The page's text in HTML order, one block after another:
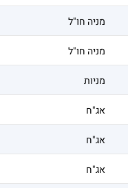
מניה חו"ל
מניה חו"ל
מניות
אג"ח
אג"ח
אג"ח